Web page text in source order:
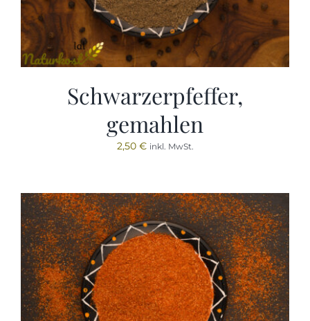
Schwarzerpfeffer,
gemahlen
2,50 € inkl. MwSt.